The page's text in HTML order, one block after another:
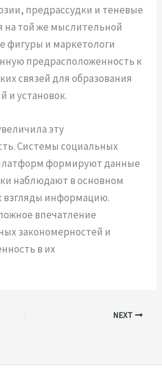
предрассудки и теневые
на той же мыслительной
фигуры и маркетологи
предрасположенность к
связей для образования
и установок.
эту
Системы социальных
формируют данные
наблюдают в основном
информацию.
впечатление
закономерностей и
в их
NEXT